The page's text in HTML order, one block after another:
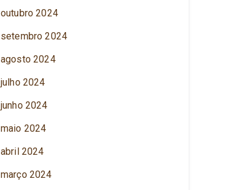
outubro 2024
setembro 2024
agosto 2024
julho 2024
junho 2024
maio 2024
abril 2024
março 2024